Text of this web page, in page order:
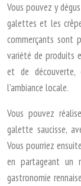
Vous pouvez y
galettes et les
commerçants sont
variété de produits
et de découverte,
l’ambiance locale.
Vous pouvez
galette saucisse,
Vous pourriez
en partageant un
gastronomie